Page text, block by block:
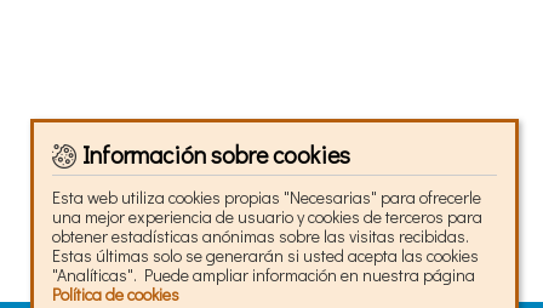
Información sobre cookies
Esta web utiliza cookies propias "Necesarias" para ofrecerle
una mejor experiencia de usuario y cookies de terceros para
obtener estadísticas anónimas sobre las visitas recibidas.
Estas últimas solo se generarán si usted acepta las cookies
"Analíticas". Puede ampliar información en nuestra página
Política de cookies